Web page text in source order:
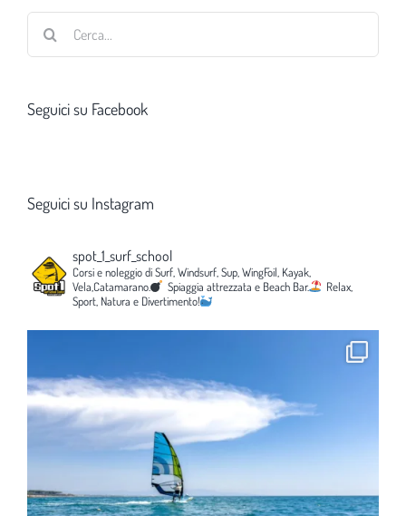
Seguici su Facebook
Seguici su Instagram
spot_1_surf_school
Corsi e noleggio di Surf, Windsurf, Sup, WingFoil, Kayak,
Vela,Catamarano.
Spiaggia attrezzata e Beach Bar.
Relax,
Sport, Natura e Divertimento!